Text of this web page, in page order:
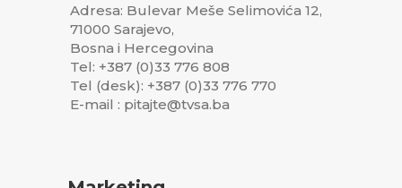
Adresa: Bulevar Meše Selimovića 12,
71000 Sarajevo,
Bosna i Hercegovina
Tel: +387 (0)33 776 808
Tel (desk): +387 (0)33 776 770
E-mail : pitajte@tvsa.ba